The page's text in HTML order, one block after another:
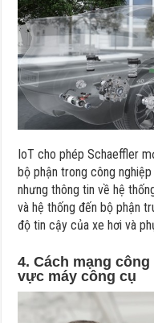
IoT cho phép Schaeffler
bộ phận trong công
nhưng thông tin về hệ
và hệ thống đến bộ phận
độ tin cậy của xe hơi và
4. Cách mạng
vực máy công cụ